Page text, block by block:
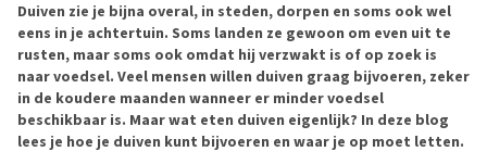
Duiven zie je bijna overal, in steden, dorpen en soms ook wel
eens in je achtertuin. Soms landen ze gewoon om even uit te
rusten, maar soms ook omdat hij verzwakt is of op zoek is
naar voedsel. Veel mensen willen duiven graag bijvoeren, zeker
in de koudere maanden wanneer er minder voedsel
beschikbaar is. Maar wat eten duiven eigenlijk? In deze blog
lees je hoe je duiven kunt bijvoeren en waar je op moet letten.